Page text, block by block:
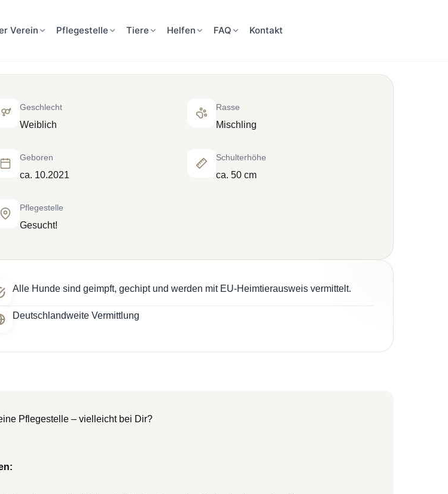
Verein Pflegestelle Tiere Helfen FAQ Kontakt
Geschlecht
Weiblich
Rasse
Mischling
Geboren
ca. 10.2021
Schulterhöhe
ca. 50 cm
Pflegestelle
Gesucht!
Alle Hunde sind geimpft, gechipt und werden mit EU-Heimtierausweis vermittelt.
Deutschlandweite Vermittlung
Pflegestelle – vielleicht bei Dir?